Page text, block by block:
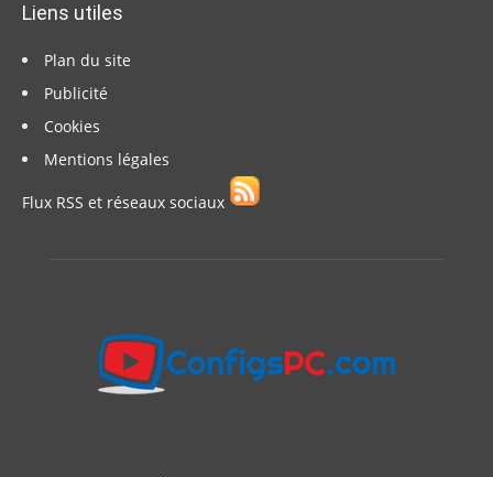
Liens utiles
Plan du site
Publicité
Cookies
Mentions légales
Flux RSS et réseaux sociaux